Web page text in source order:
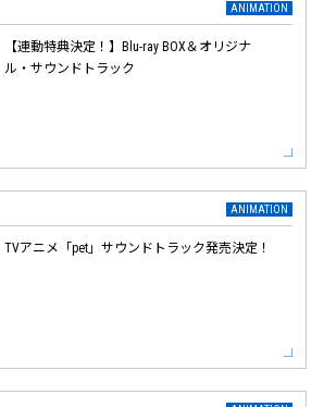
【連動特典決定！】Blu-ray BOX＆オリジナ
ル・サウンドトラック
TVアニメ「pet」サウンドトラック発売決定！